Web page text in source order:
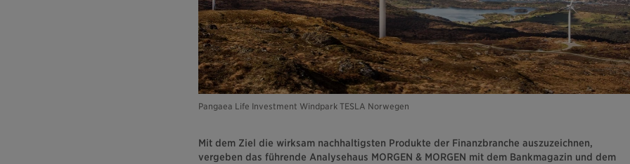
Pangaea Life Investment Windpark TESLA Norwegen
Mit dem Ziel die wirksam nachhaltigsten Produkte der Finanzbranche auszuzeichnen,
vergeben das führende Analysehaus MORGEN & MORGEN mit dem Bankmagazin und dem